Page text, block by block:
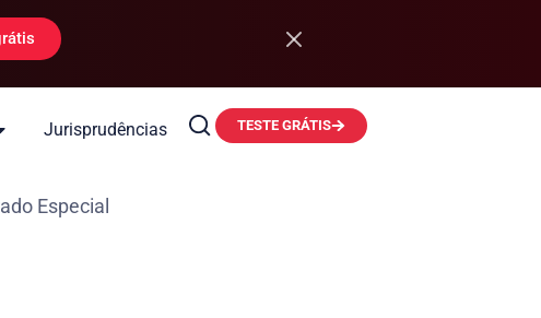
Jurisprudências TESTE GRÁTIS
Especial